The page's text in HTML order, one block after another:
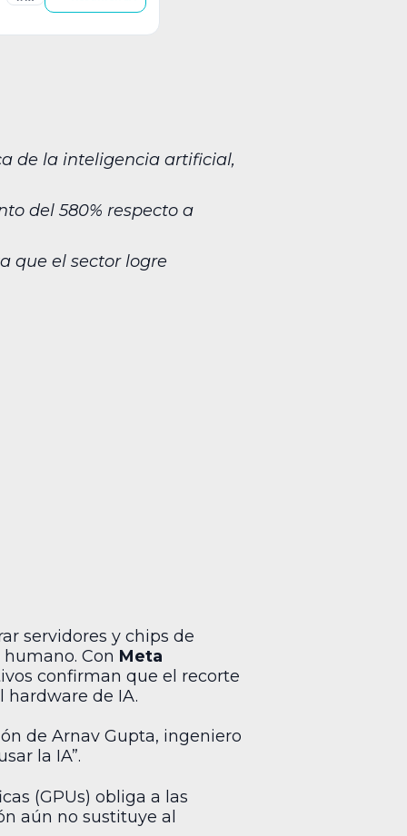
de la inteligencia artificial,
del 580% respecto a
que el sector logre
servidores y chips de
Con Meta
confirman que el recorte
hardware de IA.
de Arnav Gupta, ingeniero
la IA”.
(GPUs) obliga a las
aún no sustituye al